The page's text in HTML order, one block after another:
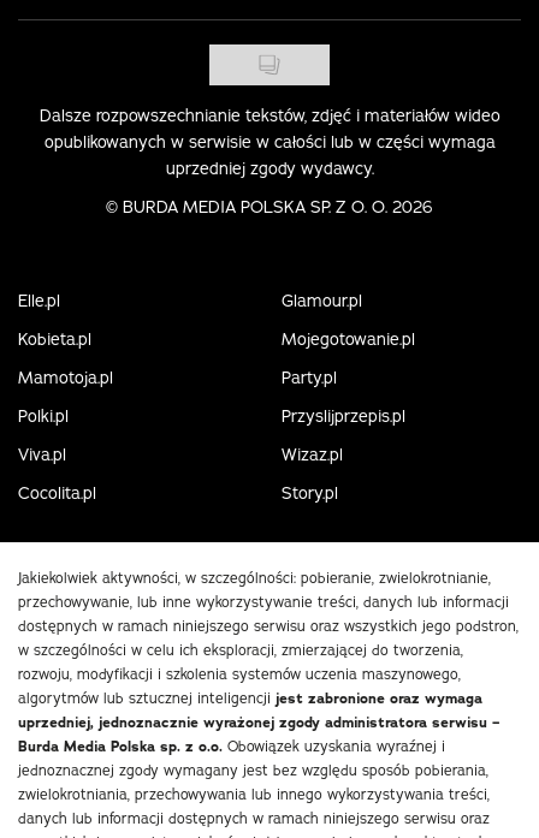
Dalsze rozpowszechnianie tekstów, zdjęć i materiałów wideo
opublikowanych w serwisie w całości lub w części wymaga
uprzedniej zgody wydawcy.
© BURDA MEDIA POLSKA SP. Z O. O. 2026
Elle.pl
Glamour.pl
Kobieta.pl
Mojegotowanie.pl
Mamotoja.pl
Party.pl
Polki.pl
Przyslijprzepis.pl
Viva.pl
Wizaz.pl
Cocolita.pl
Story.pl
Jakiekolwiek aktywności, w szczególności: pobieranie, zwielokrotnianie,
przechowywanie, lub inne wykorzystywanie treści, danych lub informacji
dostępnych w ramach niniejszego serwisu oraz wszystkich jego podstron,
w szczególności w celu ich eksploracji, zmierzającej do tworzenia,
rozwoju, modyfikacji i szkolenia systemów uczenia maszynowego,
algorytmów lub sztucznej inteligencji jest zabronione oraz wymaga
uprzedniej, jednoznacznie wyrażonej zgody administratora serwisu –
Burda Media Polska sp. z o.o. Obowiązek uzyskania wyraźnej i
jednoznacznej zgody wymagany jest bez względu sposób pobierania,
zwielokrotniania, przechowywania lub innego wykorzystywania treści,
danych lub informacji dostępnych w ramach niniejszego serwisu oraz